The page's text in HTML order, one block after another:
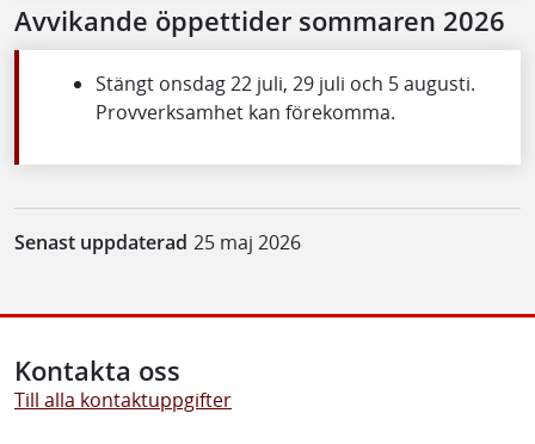
Avvikande öppettider sommaren 2026
Stängt onsdag 22 juli, 29 juli och 5 augusti.
Provverksamhet kan förekomma.
Senast uppdaterad 25 maj 2026
Kontakta oss
Till alla kontaktuppgifter